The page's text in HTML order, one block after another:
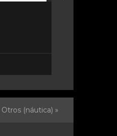
Otros (náutica) »